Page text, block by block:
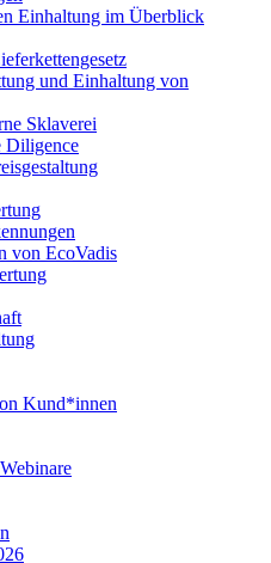
Einhaltung im Überblick
und Einhaltung von
Sklaverei
Diligence
von EcoVadis
Kund*innen